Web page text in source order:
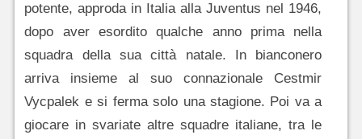
potente, approda in Italia alla Juventus nel 1946,
dopo aver esordito qualche anno prima nella
squadra della sua città natale. In bianconero
arriva insieme al suo connazionale Cestmir
Vycpalek e si ferma solo una stagione. Poi va a
giocare in svariate altre squadre italiane, tra le